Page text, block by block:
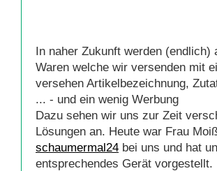
In naher Zukunft werden (endlich)
Waren welche wir versenden mit
versehen Artikelbezeichnung,
... - und ein wenig Werbung
Dazu sehen wir uns zur Zeit
Lösungen an. Heute war Frau
schaumermal24 bei uns und hat
entsprechendes Gerät vorgestellt.